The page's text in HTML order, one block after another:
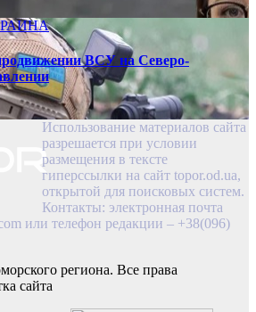
ВСУ на Северо-
Использование материалов сайта
разрешается при условии
размещения в тексте
гиперссылки на сайт topor.od.ua,
открытой для поисковых систем.
Контакты: электронная почта
или телефон редакции – +38(096)
региона. Все права
сайта